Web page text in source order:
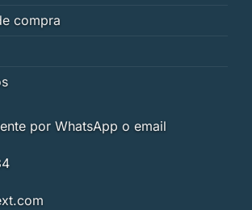
compra
por WhatsApp o email